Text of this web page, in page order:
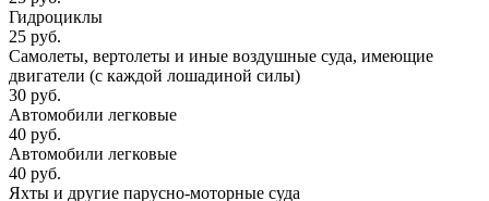
Гидроциклы
25 руб.
Самолеты, вертолеты и иные воздушные суда, имеющие
двигатели (с каждой лошадиной силы)
30 руб.
Автомобили легковые
40 руб.
Автомобили легковые
40 руб.
Яхты и другие парусно-моторные суда